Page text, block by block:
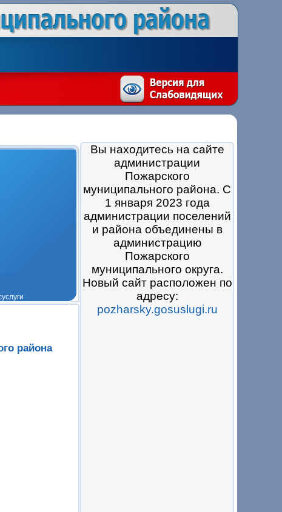
Вы находитесь на сайте
администрации
Пожарского
муниципального района. С
1 января 2023 года
администрации поселений
и района объединены в
администрацию
Пожарского
муниципального округа.
Новый сайт расположен по
адресу:
pozharsky.gosuslugi.ru
района